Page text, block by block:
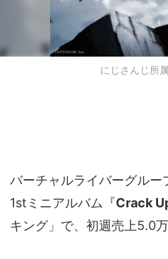
にじさんじ所
バーチャルライバーグルー
1stミニアルバム『Crack
キング」で、初週売上5.0